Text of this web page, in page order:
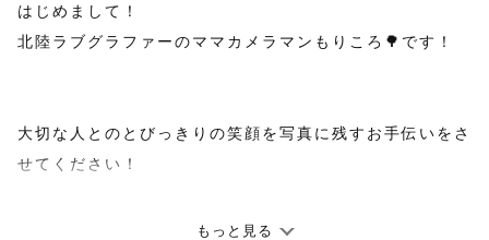
はじめまして！
北陸ラブグラファーのママカメラマンもりころ🌳です！
大切な人とのとびっきりの笑顔を写真に残すお手伝いをさ
せてください！
いつか見返した時、じんわりと幸せな気持ちになれますよ
もっと見る